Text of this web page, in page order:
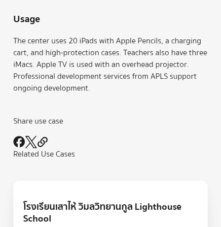
Usage
The center uses 20 iPads with Apple Pencils, a charging
cart, and high-protection cases. Teachers also have three
iMacs. Apple TV is used with an overhead projector.
Professional development services from APLS support
ongoing development.
Share use case
Related Use Cases
โรงเรียนเสาไห้ วิมลวิทยานกูล Lighthouse
School